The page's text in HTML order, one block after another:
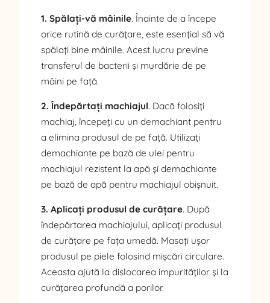
1. Spălați-vă mâinile. Înainte de a începe
orice rutină de curățare, este esențial să vă
spălați bine mâinile. Acest lucru previne
transferul de bacterii și murdărie de pe
mâini pe față.
2. Îndepărtați machiajul. Dacă folosiți
machiaj, începeți cu un demachiant pentru
a elimina produsul de pe față. Utilizați
demachiante pe bază de ulei pentru
machiajul rezistent la apă și demachiante
pe bază de apă pentru machiajul obișnuit.
3. Aplicați produsul de curățare. După
îndepărtarea machiajului, aplicați produsul
de curățare pe fața umedă. Masați ușor
produsul pe piele folosind mișcări circulare.
Aceasta ajută la dislocarea impurităților și la
curățarea profundă a porilor.